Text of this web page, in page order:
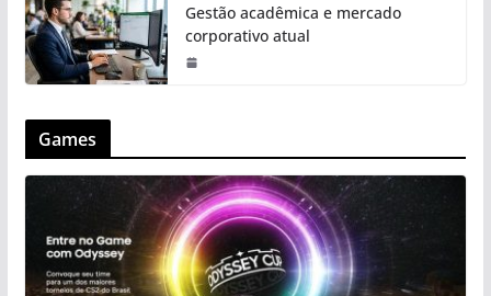
Gestão acadêmica e mercado
corporativo atual
Games